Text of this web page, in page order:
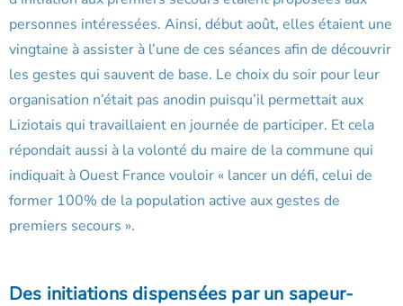
personnes intéressées. Ainsi, début août, elles étaient une
vingtaine à assister à l’une de ces séances afin de découvrir
les gestes qui sauvent de base. Le choix du soir pour leur
organisation n’était pas anodin puisqu’il permettait aux
Liziotais qui travaillaient en journée de participer. Et cela
répondait aussi à la volonté du maire de la commune qui
indiquait à Ouest France vouloir « lancer un défi, celui de
former 100% de la population active aux gestes de
premiers secours ».
Des initiations dispensées par un sapeur-